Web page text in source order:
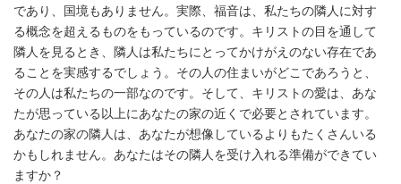
であり、国境もありません。実際、福音は、私たちの隣人に対す
る概念を超えるものをもっているのです。キリストの目を通して
隣人を見るとき、隣人は私たちにとってかけがえのない存在であ
ることを実感するでしょう。その人の住まいがどこであろうと、
その人は私たちの一部なのです。そして、キリストの愛は、あな
たが思っている以上にあなたの家の近くで必要とされています。
あなたの家の隣人は、あなたが想像しているよりもたくさんいる
かもしれません。あなたはその隣人を受け入れる準備ができてい
ますか？